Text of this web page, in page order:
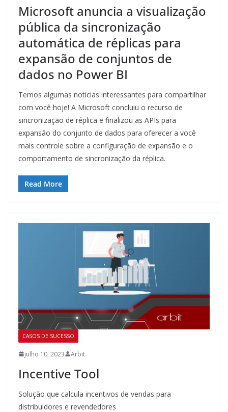
Microsoft anuncia a visualização
pública da sincronização
automática de réplicas para
expansão de conjuntos de
dados no Power BI
Temos algumas notícias interessantes para compartilhar
com você hoje! A Microsoft concluiu o recurso de
sincronização de réplica e finalizou as APIs para
expansão do conjunto de dados para oferecer a você
mais controle sobre a configuração de expansão e o
comportamento de sincronização da réplica.
Read More
CASOS DE SUCESSO
julho 10, 2023 Arbit
Incentive Tool
Solução que calcula incentivos de vendas para
distribuidores e revendedores